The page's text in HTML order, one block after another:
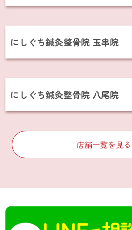
にしぐち鍼灸整骨院 玉串院
にしぐち鍼灸整骨院 八尾院
店舗一覧を見る